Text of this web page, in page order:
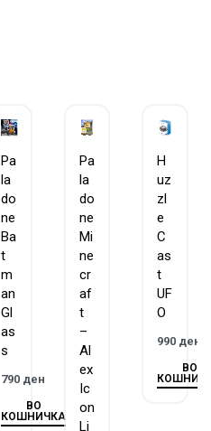
Pa
la
do
ne
Ba
t
m
an
Gl
as
s
790 ден
ВО
КОШНИЧКА
Pa
la
do
ne
Mi
ne
cr
af
t
–
Al
ex
Ic
on
Li
H
uz
zl
e
C
as
t
UF
O
990 ден
ВО